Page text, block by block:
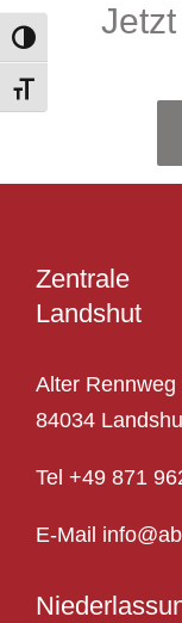
Toggle High Contrast
Toggle Font size
Zentrale
Landshut
Alter Rennweg
84034
Tel +49 871
E-Mail